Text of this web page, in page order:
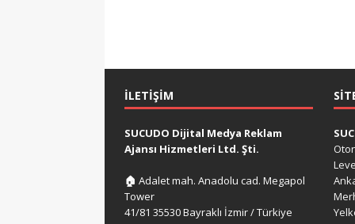
İLETIŞIM
SUCUDO Dijital Medya Reklam
Ajansı Hizmetleri Ltd. Şti.
🏠 Adalet mah. Anadolu cad. Megapol
Tower
41/81 35530 Bayraklı İzmir / Türkiye